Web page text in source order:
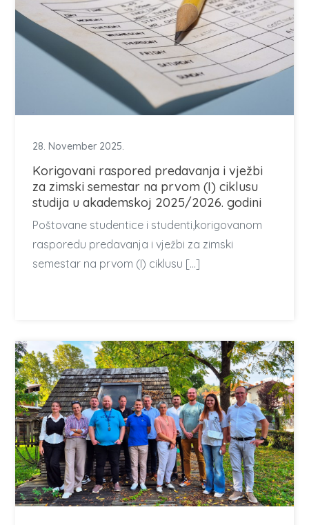
28. November 2025.
Korigovani raspored predavanja i vježbi
za zimski semestar na prvom (I) ciklusu
studija u akademskoj 2025/2026. godini
Poštovane studentice i studenti,korigovanom
rasporedu predavanja i vježbi za zimski
semestar na prvom (I) ciklusu […]